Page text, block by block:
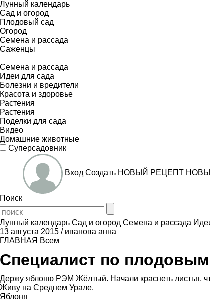
Лунный календарь
Сад и огород
Плодовый сад
Огород
Семена и рассада
Саженцы
Семена и рассада
Идеи для сада
Болезни и вредители
Красота и здоровье
Растения
Растения
Поделки для сада
Видео
Домашние животные
Суперсадовник
Вход Создать НОВЫЙ РЕЦЕПТ
Поиск
Лунный календарь Сад и огород Семена и рассада
13 августа 2015 / иванова анна
ГЛАВНАЯ Всем
Специалист по
Держу яблоню РЭМ Жёлтый. Начали краснеть листья,
Живу на Среднем Урале.
Яблоня